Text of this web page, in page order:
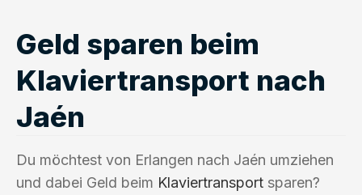
Geld sparen beim
Klaviertransport nach
Jaén
Du möchtest von Erlangen nach Jaén umziehen
und dabei Geld beim Klaviertransport sparen?